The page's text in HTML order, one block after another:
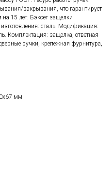
закрывания, что гарантирует
на 15 лет. Бэксет защелки
сталь. Модификация:
Комплектация: защелка, ответная
ручки, крепежная фурнитура,
мм